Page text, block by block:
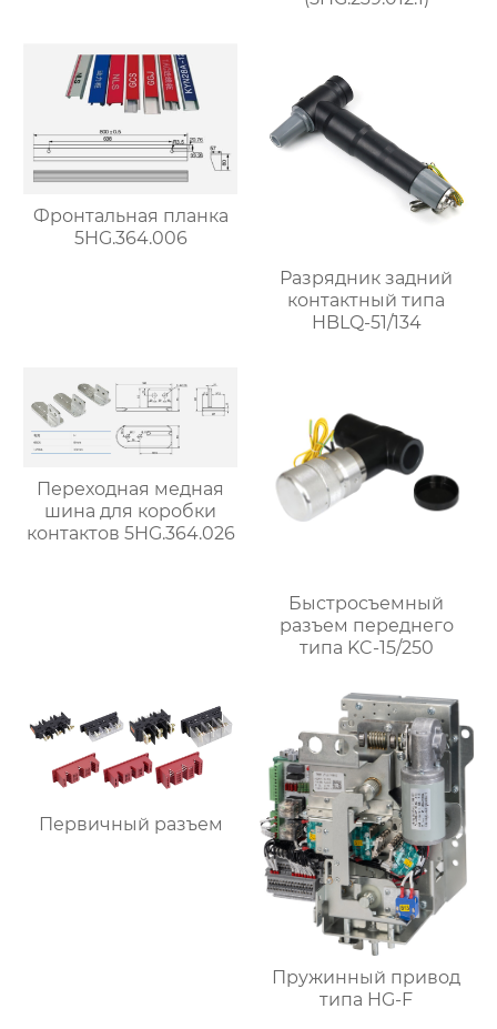
Фронтальная планка
5HG.364.006
Разрядник задний
контактный типа
HBLQ-51/134
Переходная медная
шина для коробки
контактов 5HG.364.026
Быстросъемный
разъем переднего
типа KC-15/250
Первичный разъем
Пружинный привод
типа HG-F